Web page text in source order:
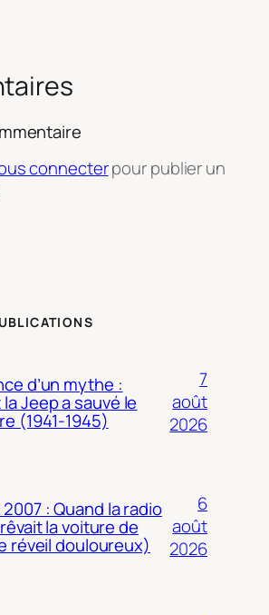
connecterpour publier un
d’un mythe :
Jeep a sauvé le
(1941-1945)
7
août
2026
: Quand la radio
la voiture de
réveil douloureux)
6
août
2026